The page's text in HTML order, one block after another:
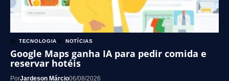
TECNOLOGIA NOTÍCIAS
Google Maps ganha IA para pedir comida e
reservar hotéis
PorJardeson Márcio06/08/2026